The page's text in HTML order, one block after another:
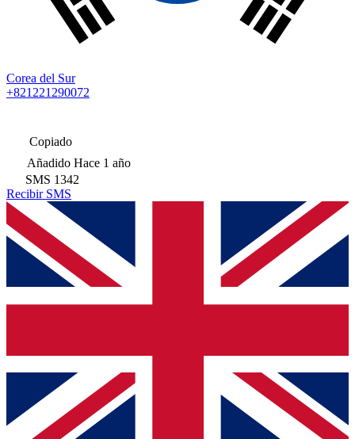
Corea del Sur
+821221290072
Copiado
Añadido Hace 1 año
SMS 1342
Recibir SMS